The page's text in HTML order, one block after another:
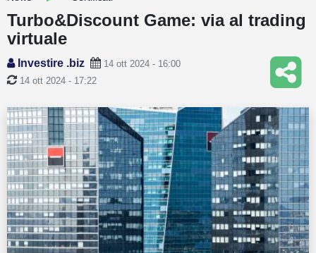
Quotazioni
Conto IG
Guru Monitor
Altro
Turbo&Discount Game: via al trading
virtuale
Investire .biz
14 ott 2024 - 16:00
14 ott 2024 - 17:22